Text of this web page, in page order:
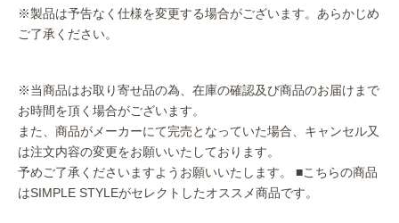
※製品は予告なく仕様を変更する場合がございます。あらかじめ
ご了承ください。
※当商品はお取り寄せ品の為、在庫の確認及び商品のお届けまで
お時間を頂く場合がございます。
また、商品がメーカーにて完売となっていた場合、キャンセル又
は注文内容の変更をお願いいたしております。
予めご了承くださいますようお願いいたします。 ■こちらの商品
はSIMPLE STYLEがセレクトしたオススメ商品です。